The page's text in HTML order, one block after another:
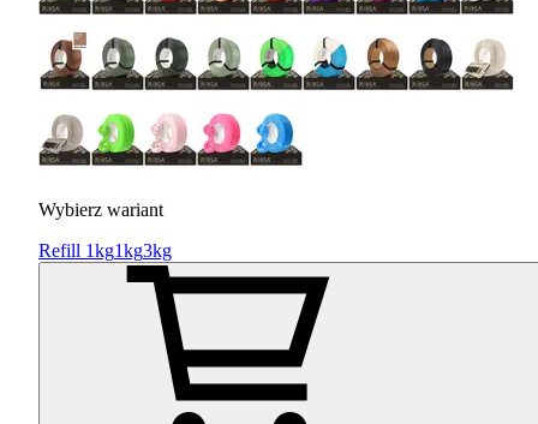
Wybierz wariant
Refill 1kg1kg3kg